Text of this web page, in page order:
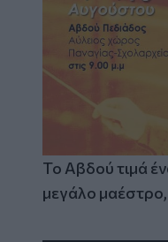
Το Αβδού τιμά
μεγάλο